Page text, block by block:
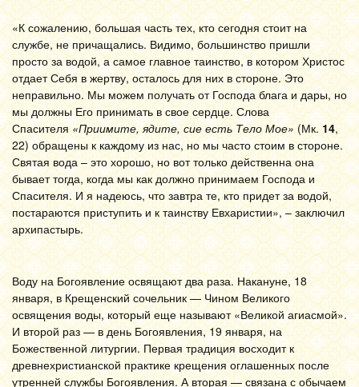
«К сожалению, большая часть тех, кто сегодня стоит на
службе, не причащались. Видимо, большинство пришли
просто за водой, а самое главное таинство, в котором Христос
отдает Себя в жертву, осталось для них в стороне. Это
неправильно. Мы можем получать от Господа блага и дары, но
мы должны Его принимать в свое сердце. Слова
Спасителя«Приимите, ядите, сие есть Тело Мое» (Мк.14,
22) обращены к каждому из нас, но мы часто стоим в стороне.
Святая вода – это хорошо, но вот только действенна она
бывает тогда, когда мы как должно принимаем Господа и
Спасителя. И я надеюсь, что завтра те, кто придет за водой,
постараются приступить и к таинству Евхаристии», – заключил
архипастырь.
Воду на Богоявление освящают два раза. Накануне, 18
января, в Крещенский сочельник — Чином Великого
освящения воды, который еще называют «Великой агиасмой».
И второй раз — в день Богоявления, 19 января, на
Божественной литургии. Первая традиция восходит к
древнехристианской практике крещения оглашенных после
утренней службы Богоявления. А вторая — связана с обычаем